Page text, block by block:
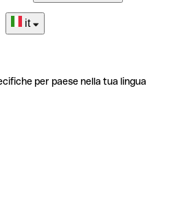
it
per paese nella tua lingua